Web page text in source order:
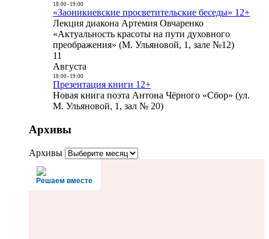
18:00- 19:00
«Заоникиевские просветительские беседы» 12+
Лекция диакона Артемия Овчаренко
«Актуальность красоты на пути духовного
преображения» (М. Ульяновой, 1, зале №12)
11
Августа
18:00- 19:00
Презентация книги 12+
Новая книга поэта Антона Чёрного «Сбор» (ул.
М. Ульяновой, 1, зал № 20)
Архивы
Архивы
Решаем вместе